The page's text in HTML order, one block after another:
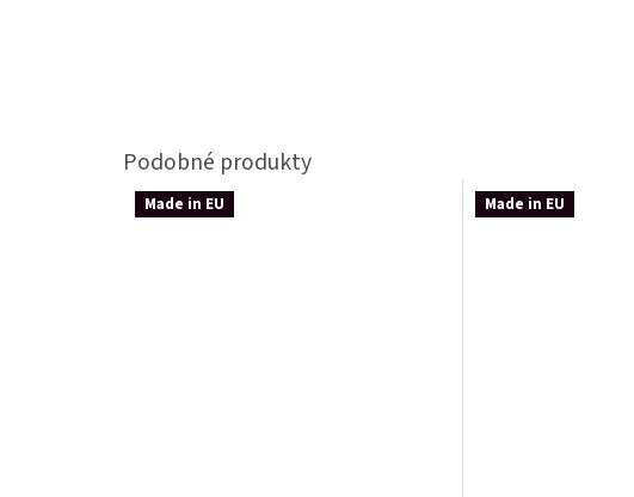
Made in EU Made in EU